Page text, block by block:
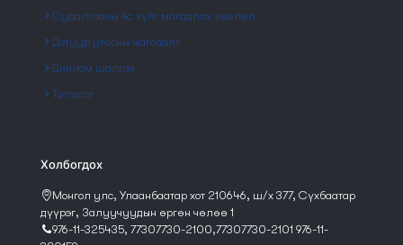
Судалгааны ёс зүйг магадлах зөвлөл
Дотуур утасны жагсаалт
Диплом шалгах
Тэтгэлэг
Холбогдох
Монгол улс, Улаанбаатар хот 210646, ш/х 377, Сүхбаатар
дүүрэг, Залуучуудын өргөн чөлөө 1
976-11-325435, 77307730-2100,77307730-2101 976-11-